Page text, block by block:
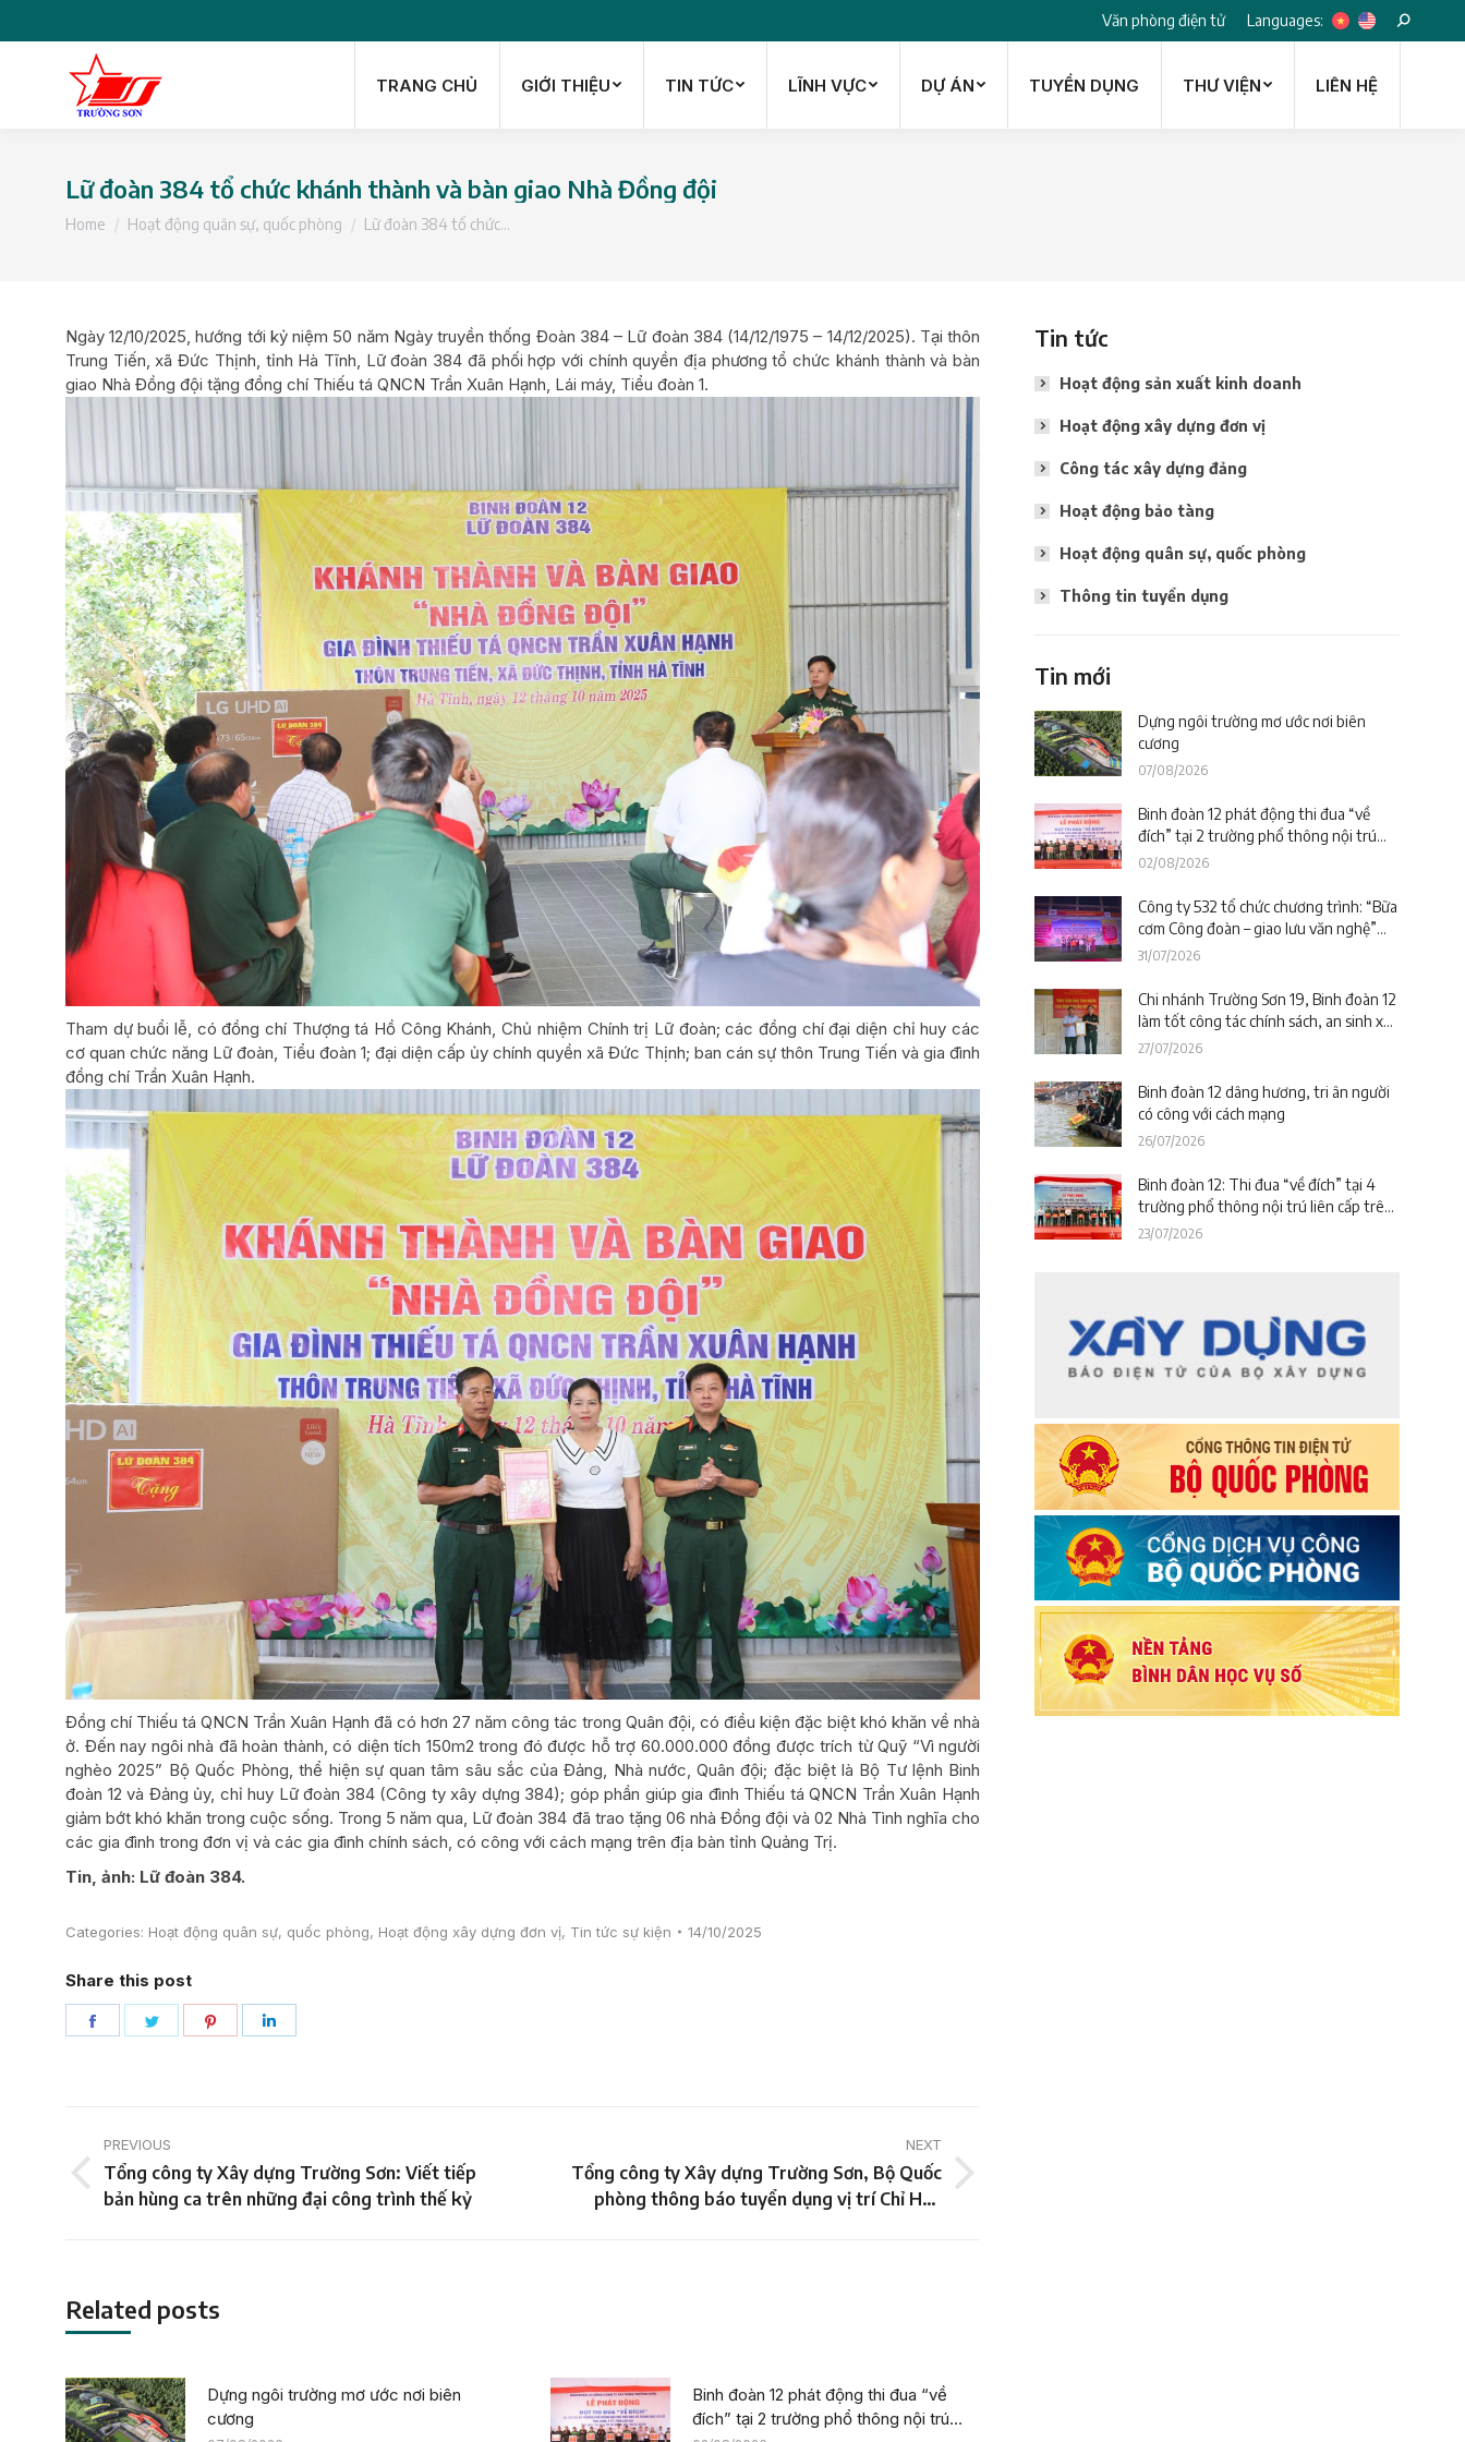
Văn phòng điện tử Languages: Search:
TRANG CHỦ GIỚI THIỆU TIN TỨC LĨNH VỰC DỰ ÁN TUYỂN DỤNG THƯ VIỆN LIÊN HỆ
Lữ đoàn 384 tổ chức khánh thành và bàn giao Nhà Đồng đội
You are here:
Home Hoạt động quân sự, quốc phòng Lữ đoàn 384 tổ chức…
Ngày 12/10/2025, hướng tới kỷ niệm 50 năm Ngày truyền thống Đoàn 384 – Lữ đoàn 384 (14/12/1975 – 14/12/2025). Tại thôn
Trung Tiến, xã Đức Thịnh, tỉnh Hà Tĩnh, Lữ đoàn 384 đã phối hợp với chính quyền địa phương tổ chức khánh thành và bàn
giao Nhà Đồng đội tặng đồng chí Thiếu tá QNCN Trần Xuân Hạnh, Lái máy, Tiểu đoàn 1.
Tham dự buổi lễ, có đồng chí Thượng tá Hồ Công Khánh, Chủ nhiệm Chính trị Lữ đoàn; các đồng chí đại diện chỉ huy các
cơ quan chức năng Lữ đoàn, Tiểu đoàn 1; đại diện cấp ủy chính quyền xã Đức Thịnh; ban cán sự thôn Trung Tiến và gia đình
đồng chí Trần Xuân Hạnh.
Đồng chí Thiếu tá QNCN Trần Xuân Hạnh đã có hơn 27 năm công tác trong Quân đội, có điều kiện đặc biệt khó khăn về nhà
ở. Đến nay ngôi nhà đã hoàn thành, có diện tích 150m2 trong đó được hỗ trợ 60.000.000 đồng được trích từ Quỹ “Vì người
nghèo 2025” Bộ Quốc Phòng, thể hiện sự quan tâm sâu sắc của Đảng, Nhà nước, Quân đội; đặc biệt là Bộ Tư lệnh Binh
đoàn 12 và Đảng ủy, chỉ huy Lữ đoàn 384 (Công ty xây dựng 384); góp phần giúp gia đình Thiếu tá QNCN Trần Xuân Hạnh
giảm bớt khó khăn trong cuộc sống. Trong 5 năm qua, Lữ đoàn 384 đã trao tặng 06 nhà Đồng đội và 02 Nhà Tình nghĩa cho
các gia đình trong đơn vị và các gia đình chính sách, có công với cách mạng trên địa bàn tỉnh Quảng Trị.
Tin, ảnh: Lữ đoàn 384.
Categories: Hoạt động quân sự, quốc phòng, Hoạt động xây dựng đơn vị, Tin tức sự kiện 14/10/2025
Share this post
Share
Share
Share
navigation
PREVIOUS
Previous
post:
Tổng công ty Xây dựng Trường Sơn: Viết tiếp
bản hùng ca trên những đại công trình thế kỷ
NEXT
Next
Tổng công ty Xây dựng Trường Sơn, Bộ Quốc
phòng thông báo tuyển dụng vị trí Chỉ Huy
Related posts
Dựng ngôi trường mơ ước nơi biên
cương
Binh đoàn 12 phát động thi đua “về
đích” tại 2 trường phổ thông nội trú
Tin tức
Hoạt động sản xuất kinh doanh
Hoạt động xây dựng đơn vị
Công tác xây dựng đảng
Hoạt động bảo tàng
Hoạt động quân sự, quốc phòng
Thông tin tuyển dụng
Tin mới
Dựng ngôi trường mơ ước nơi biên
cương
07/08/2026
Binh đoàn 12 phát động thi đua “về
đích” tại 2 trường phổ thông nội trú
trên địa bàn tỉnh Lào Cai
02/08/2026
Công ty 532 tổ chức chương trình: “Bữa
cơm Công đoàn – giao lưu văn nghệ”
tiếp sức công trường tại dự án Trường
Đà Nẵng)
31/07/2026
Chi nhánh Trường Sơn 19, Binh đoàn 12
làm tốt công tác chính sách, an sinh xã
hội nhân kỷ niệm 79 năm Ngày Thương
27/07/2026
Binh đoàn 12 dâng hương, tri ân người
có công với cách mạng
26/07/2026
Binh đoàn 12: Thi đua “về đích” tại 4
trường phổ thông nội trú liên cấp trên
địa bàn tỉnh Thanh Hóa
23/07/2026
TRANG CHỦ GIỚI THIỆU TIN TỨC LĨNH VỰC DỰ ÁN TUYỂN DỤNG THƯ VIỆN LIÊN HỆ